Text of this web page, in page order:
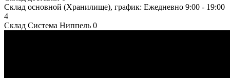
Склад основной (Хранилище), график: Ежедневно 9:00 - 19:00
4
Склад Система Ниппель 0